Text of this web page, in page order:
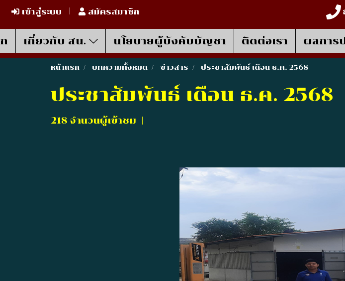
เข้าสู่ระบบ สมัครสมาชิก
เกี่ยวกับ สน. นโยบายผู้บังคับบัญชา ติดต่อเรา ผลการ
หน้าแรก บทความทั้งหมด ข่าวสาร ประชาสัมพันธ์ เดือน ธ.ค. 2568
ประชาสัมพันธ์ เดือน ธ.ค. 2568
218 จำนวนผู้เข้าชม